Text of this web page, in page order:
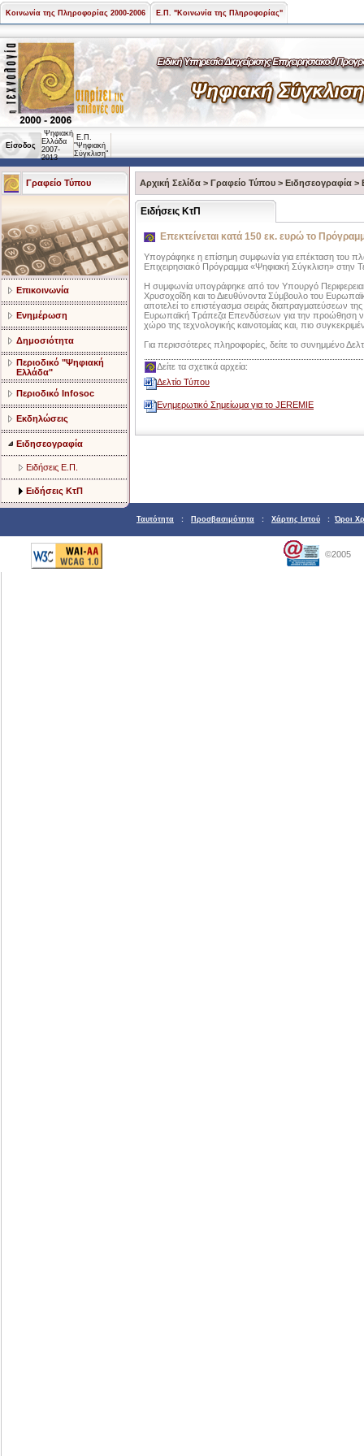
Κοινωνία της Πληροφορίας 2000-2006 Ε.Π. "Κοινωνία της Πληροφορίας"
Είσοδος
Ψηφιακή
Ελλάδα
2007-
2013
Ε.Π.
"Ψηφιακή
Σύγκλιση"
Γραφείο Τύπου
Επικοινωνία
Ενημέρωση
Δημοσιότητα
Περιοδικό "Ψηφιακή
Ελλάδα"
Περιοδικό Infosoc
Εκδηλώσεις
Ειδησεογραφία
Ειδήσεις Ε.Π.
Ειδήσεις ΚτΠ
Αρχική Σελίδα > Γραφείο Τύπου > Ειδησεογραφία >
Ειδήσεις ΚτΠ
Επεκτείνεται κατά 150 εκ. ευρώ το
Υπογράφηκε η επίσημη συμφωνία για επέκταση του
Επιχειρησιακό Πρόγραμμα «Ψηφιακή Σύγκλιση» στην
Η συμφωνία υπογράφηκε από τον Υπουργό
Χρυσοχοΐδη και το Διευθύνοντα Σύμβουλο του
αποτελεί το επιστέγασμα σειράς διαπραγματεύσεων
Ευρωπαϊκή Τράπεζα Επενδύσεων για την προώθηση
χώρο της τεχνολογικής καινοτομίας και, πιο
Για περισσότερες πληροφορίες, δείτε το συνημμένο
Δείτε τα σχετικά αρχεία:
Δελτίο Τύπου
Ενημερωτικό Σημείωμα για το JEREMIE
Ταυτότητα : Προσβασιμότητα : Χάρτης Ιστού : Όροι
©2005